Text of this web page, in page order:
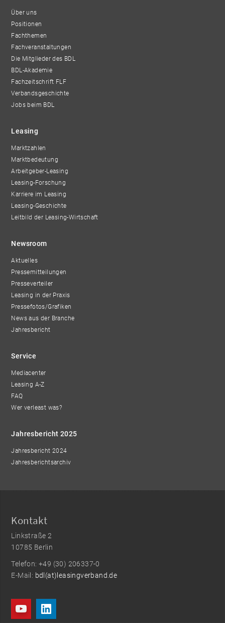
Über uns
Positionen
Fachthemen
Fachveranstaltungen
Die Mitglieder des BDL
BDL-Akademie
Fachzeitschrift FLF
Verbandsgeschichte
Jobs beim BDL
Leasing
Marktzahlen
Marktbedeutung
Arbeitgeber-Leasing
Leasing-Forschung
Karriere im Leasing
Leasing-Geschichte
Leitbild der Leasing-Wirtschaft
Newsroom
Aktuelles
Pressemitteilungen
Presseverteiler
Leasing in der Praxis
Pressefotos/Grafiken
News aus der Branche
Jahresbericht
Service
Mediacenter
Leasing A-Z
FAQ
Wer verleast was?
Jahresbericht 2025
Jahresbericht 2024
Jahresberichtsarchiv
Kontakt
Linkstraße 2
10785 Berlin
Telefon: +49 (30) 206337-0
E-Mail:bdl(at)leasingverband.de